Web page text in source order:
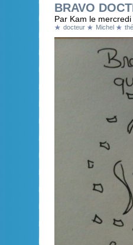
BRAVO
Par Kam le
docteur Michel